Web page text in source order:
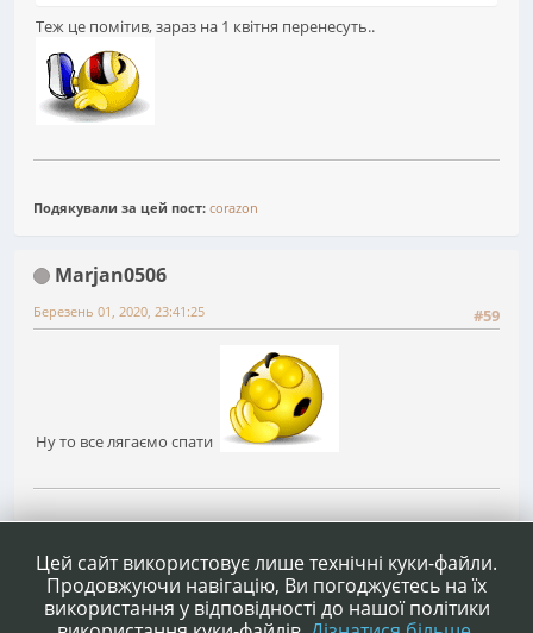
Теж це помітив, зараз на 1 квітня перенесуть..
Подякували за цей пост: corazon
Marjan0506
#59
Березень 01, 2020, 23:41:25
Ну то все лягаємо спати
Цей сайт використовує лише технічні куки-файли.
Продовжуючи навігацію, Ви погоджуєтесь на їх
використання у відповідності до нашої політики